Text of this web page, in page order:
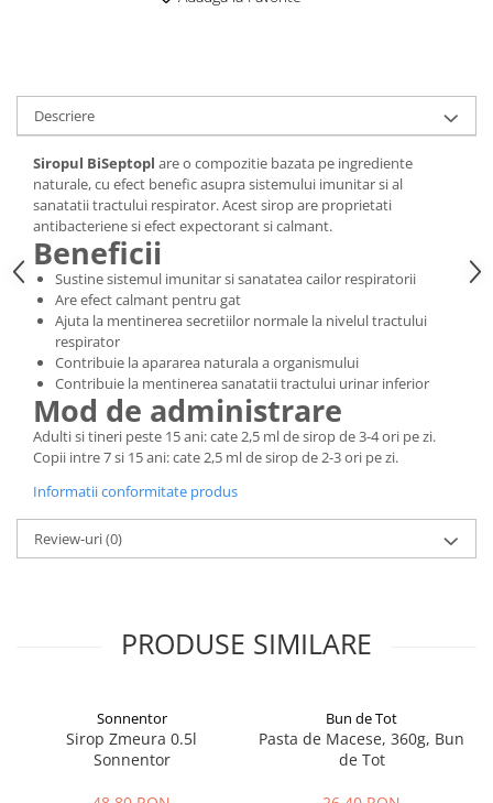
Somn usor
Produse sanatate sexuala
Produse pentru Ea
Potenta barbati
Produse pentru sportivi
Proteine
Suplimente fitness
Batoane proteice
Pentru antrenament
Mama si copilul
Produse pentru copii
Sarcina si alaptare
Lapte
Paste
Snacksuri
Superalimente
Atelierul de cafea si ceaiuri
Cafea
Ceaiuri simple
Ceaiuri medicinale compuse
Ceaiuri Maté
Cafea verde
Ulei de Cocos
Ulei de cocos de uz alimentar
Ulei de cocos de uz cosmetic
Alte produse din Cocos
Descriere
Siropul BiSeptopl are o compozitie bazata pe ingrediente
naturale, cu efect benefic asupra sistemului imunitar si al
sanatatii tractului respirator. Acest sirop are proprietati
antibacteriene si efect expectorant si calmant.
Beneficii
Sustine sistemul imunitar si sanatatea cailor respiratorii
Are efect calmant pentru gat
Ajuta la mentinerea secretiilor normale la nivelul tractului
respirator
Contribuie la apararea naturala a organismului
Contribuie la mentinerea sanatatii tractului urinar inferior
Mod de administrare
Adulti si tineri peste 15 ani: cate 2,5 ml de sirop de 3-4 ori pe zi.
Copii intre 7 si 15 ani: cate 2,5 ml de sirop de 2-3 ori pe zi.
Informatii conformitate produs
Review-uri(0)
PRODUSE SIMILARE
Sonnentor
Sirop Zmeura 0.5l
Sonnentor
Bun de Tot
Pasta de Macese, 360g, Bun
de Tot